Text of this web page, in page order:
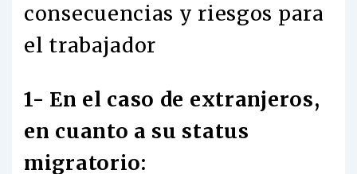
consecuencias y riesgos para
el trabajador
1- En el caso de extranjeros,
en cuanto a su status
migratorio: